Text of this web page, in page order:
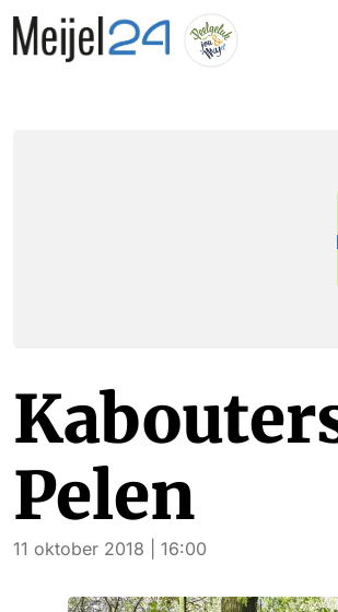
Pelen
11 oktober 2018 | 16:00